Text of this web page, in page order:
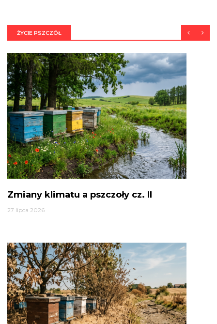
ŻYCIE PSZCZÓŁ
Zmiany klimatu a pszczoły cz. II
27 lipca 2026